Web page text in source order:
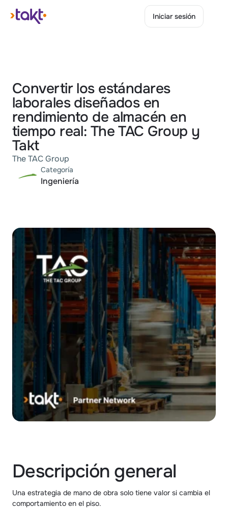
Convertir los estándares
laborales diseñados en
rendimiento de almacén en
tiempo real: The TAC Group y
Takt
The TAC Group
Categoría
Ingeniería
Descripción general
Una estrategia de mano de obra solo tiene valor si cambia el
comportamiento en el piso.
Iniciar sesión
Iniciar sesión